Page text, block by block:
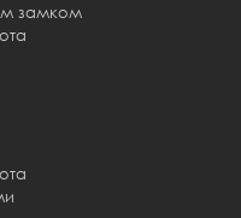
замком